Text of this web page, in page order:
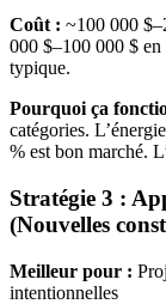
Coût : ~100 000
000 $–100 000 $ en
typique.
Pourquoi ça
catégories.
% est bon marché.
Stratégie 3 :
(Nouvelles
Meilleur pour :
intentionnelles